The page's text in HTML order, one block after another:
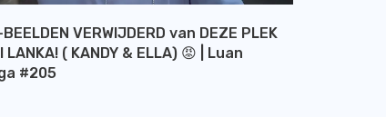
VERWIJDERD van DEZE PLEK
LANKA! ( KANDY & ELLA) 😡 | Luan
#205